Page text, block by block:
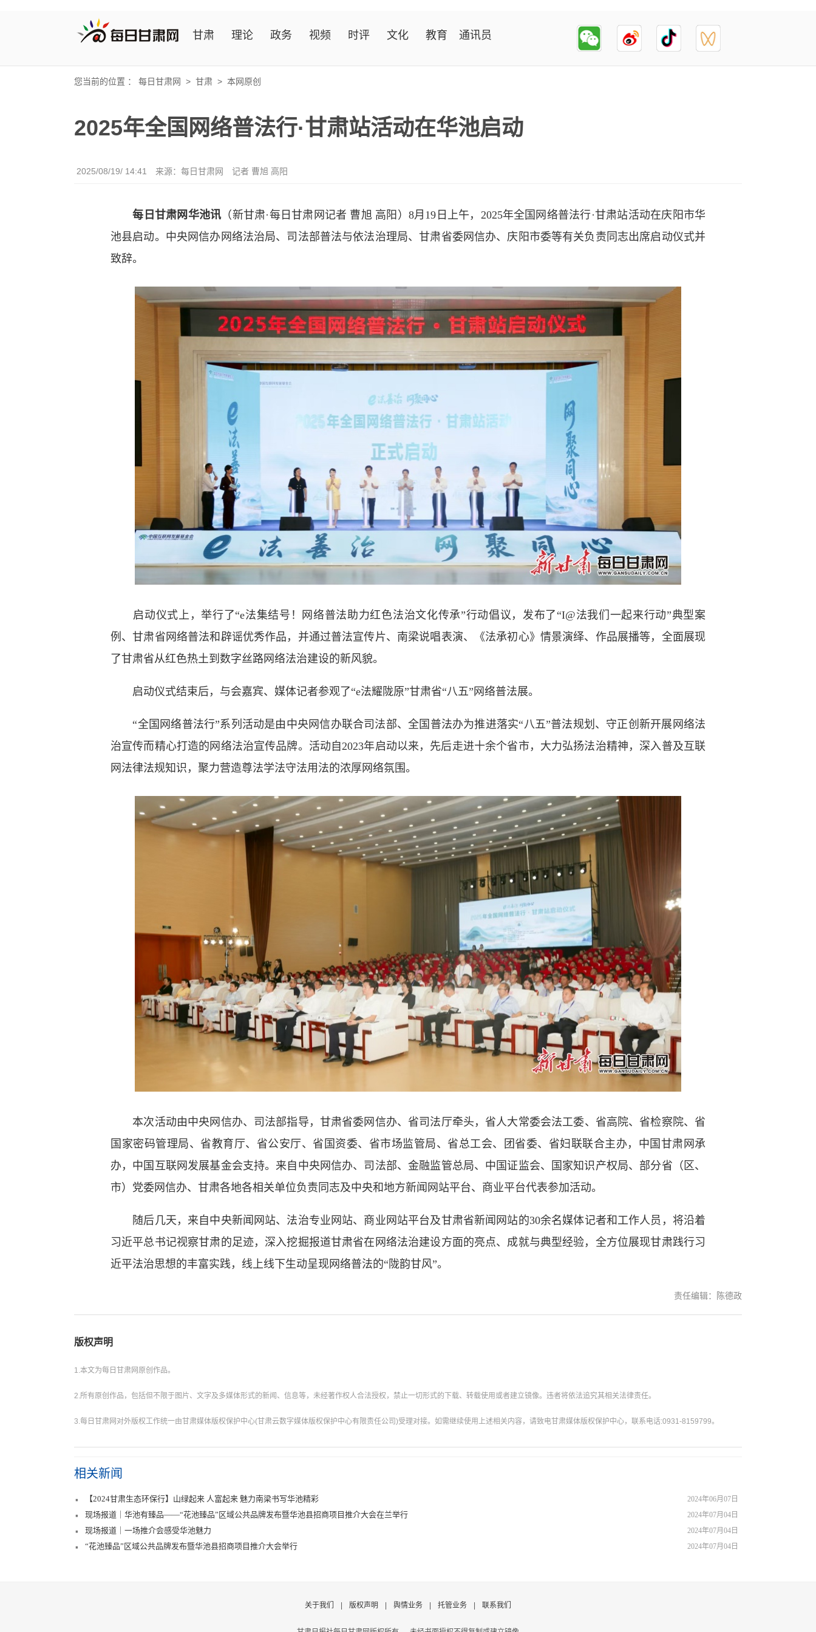
甘肃 理论 政务 视频 时评 文化 教育 通讯员
您当前的位置 ： 每日甘肃网 > 甘肃 > 本网原创
2025年全国网络普法行·甘肃站活动在华池启动
2025/08/19/ 14:41 来源： 每日甘肃网 记者 曹旭 高阳
每日甘肃网华池讯 （新甘肃·每日甘肃网记者 曹旭 高阳）8月19日上午，2025年全国网络普法行·甘肃站活动在庆阳市华
池县启动。中央网信办网络法治局、司法部普法与依法治理局、甘肃省委网信办、庆阳市委等有关负责同志出席启动仪式并
致辞。
启动仪式上，举行了“e法集结号！网络普法助力红色法治文化传承”行动倡议，发布了“I@法我们一起来行动”典型案
例、甘肃省网络普法和辟谣优秀作品，并通过普法宣传片、南梁说唱表演、《法承初心》情景演绎、作品展播等，全面展现
了甘肃省从红色热土到数字丝路网络法治建设的新风貌。
启动仪式结束后，与会嘉宾、媒体记者参观了“e法耀陇原”甘肃省“八五”网络普法展。
“全国网络普法行”系列活动是由中央网信办联合司法部、全国普法办为推进落实“八五”普法规划、守正创新开展网络法
治宣传而精心打造的网络法治宣传品牌。活动自2023年启动以来，先后走进十余个省市，大力弘扬法治精神，深入普及互联
网法律法规知识，聚力营造尊法学法守法用法的浓厚网络氛围。
本次活动由中央网信办、司法部指导，甘肃省委网信办、省司法厅牵头，省人大常委会法工委、省高院、省检察院、省
国家密码管理局、省教育厅、省公安厅、省国资委、省市场监管局、省总工会、团省委、省妇联联合主办，中国甘肃网承
办，中国互联网发展基金会支持。来自中央网信办、司法部、金融监管总局、中国证监会、国家知识产权局、部分省（区、
市）党委网信办、甘肃各地各相关单位负责同志及中央和地方新闻网站平台、商业平台代表参加活动。
随后几天，来自中央新闻网站、法治专业网站、商业网站平台及甘肃省新闻网站的30余名媒体记者和工作人员，将沿着
习近平总书记视察甘肃的足迹，深入挖掘报道甘肃省在网络法治建设方面的亮点、成就与典型经验，全方位展现甘肃践行习
近平法治思想的丰富实践，线上线下生动呈现网络普法的“陇韵甘风”。
责任编辑：陈德政
版权声明
1.本文为每日甘肃网原创作品。
2.所有原创作品，包括但不限于图片、文字及多媒体形式的新闻、信息等，未经著作权人合法授权，禁止一切形式的下载、转载使用或者建立镜像。违者将依法追究其相关法律责任。
3.每日甘肃网对外版权工作统一由甘肃媒体版权保护中心(甘肃云数字媒体版权保护中心有限责任公司)受理对接。如需继续使用上述相关内容，请致电甘肃媒体版权保护中心，联系电话:0931-8159799。
相关新闻
2024年06月07日
【2024甘肃生态环保行】山绿起来 人富起来 魅力南梁书写华池精彩
2024年07月04日
现场报道｜华池有臻品——“花池臻品”区域公共品牌发布暨华池县招商项目推介大会在兰举行
2024年07月04日
现场报道｜一场推介会感受华池魅力
2024年07月04日
“花池臻品”区域公共品牌发布暨华池县招商项目推介大会举行
关于我们 版权声明 舆情业务 托管业务 联系我们